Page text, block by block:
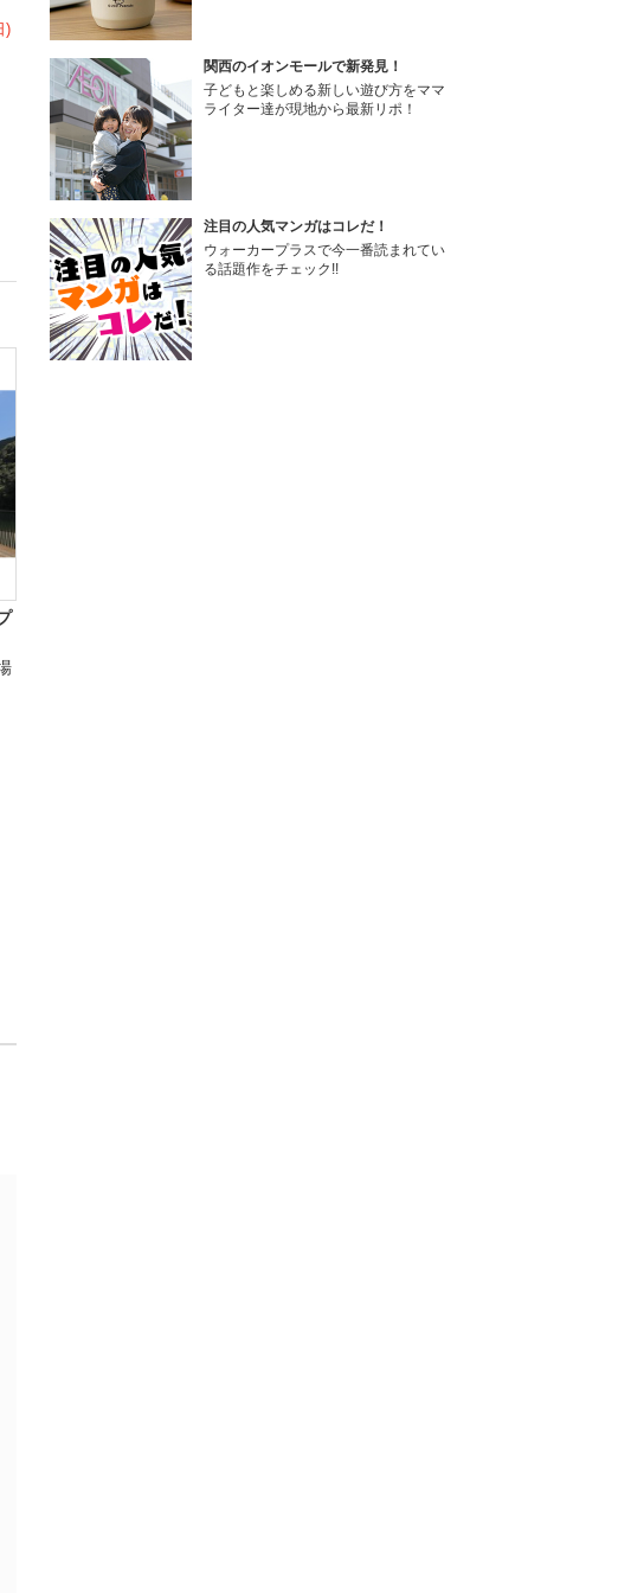
)
関西のイオンモールで新発見！
子どもと楽しめる新しい遊び方をママ
ライター達が現地から最新リポ！
注目の人気マンガはコレだ！
ウォーカープラスで今一番読まれてい
る話題作をチェック!!